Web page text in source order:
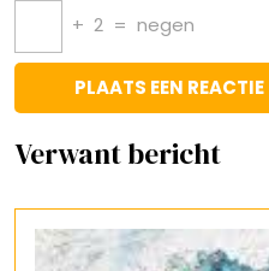
+ 2 = negen
Verwant bericht